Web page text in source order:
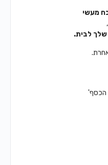
מעשי
לבית.
הכסף'